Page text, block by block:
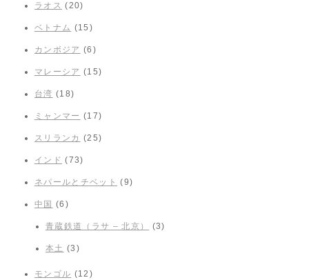
ラオス (20)
ベトナム (15)
カンボジア (6)
マレーシア (15)
台湾 (18)
ミャンマー (17)
スリランカ (25)
インド (73)
ネパールとチベット (9)
中国 (6)
青蔵鉄道（ラサ – 北京） (3)
本土 (3)
モンゴル (12)